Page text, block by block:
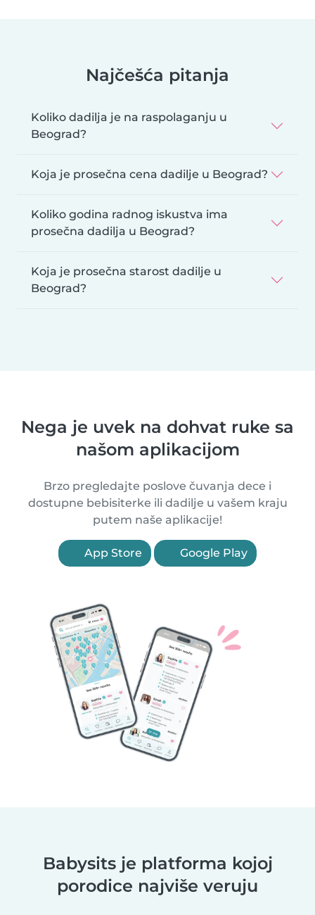
Najčešća pitanja
Koliko dadilja je na raspolaganju u
Beograd?
Koja je prosečna cena dadilje u Beograd?
Koliko godina radnog iskustva ima
prosečna dadilja u Beograd?
Koja je prosečna starost dadilje u
Beograd?
Nega je uvek na dohvat ruke sa
našom aplikacijom
Brzo pregledajte poslove čuvanja dece i
dostupne bebisiterke ili dadilje u vašem kraju
putem naše aplikacije!
App Store Google Play
Babysits je platforma kojoj
porodice najviše veruju